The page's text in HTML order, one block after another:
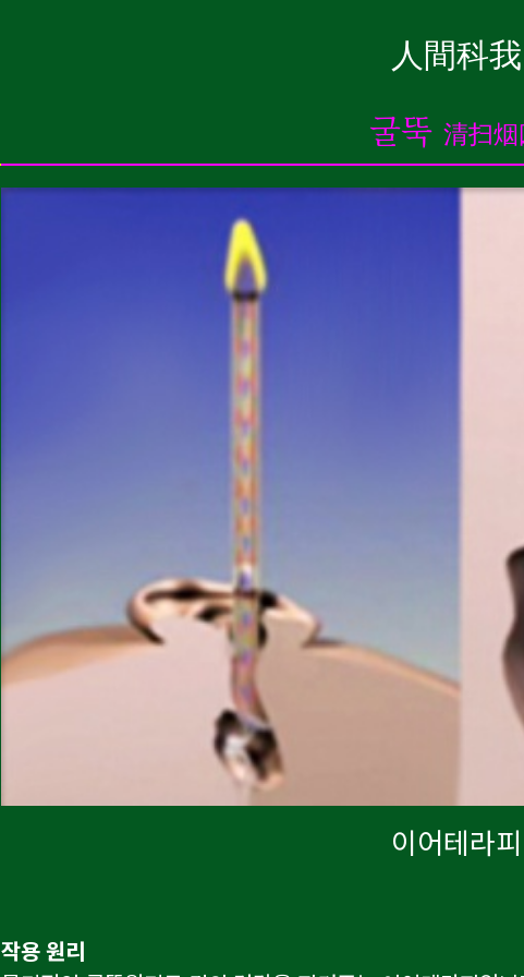
人間科我
ABOUT
Introduction CV
관상이동법觀
0 신경구멍 神經洞 o 돌의 힘 石之力 ❍
굴뚝 清扫烟
이어테라피
작용 원리